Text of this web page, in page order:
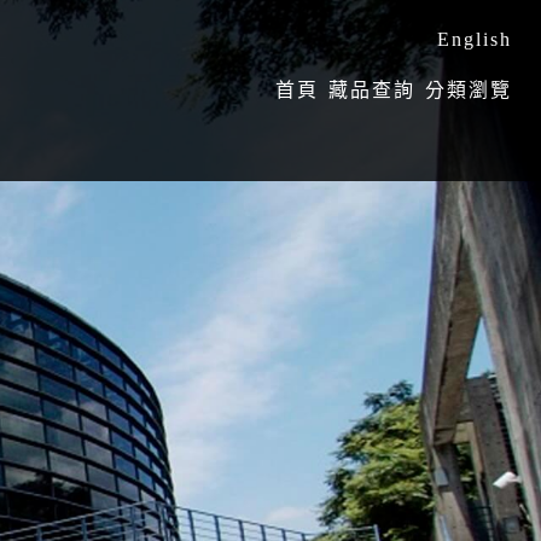
:::
首頁 藏品查詢 分類瀏覽
English